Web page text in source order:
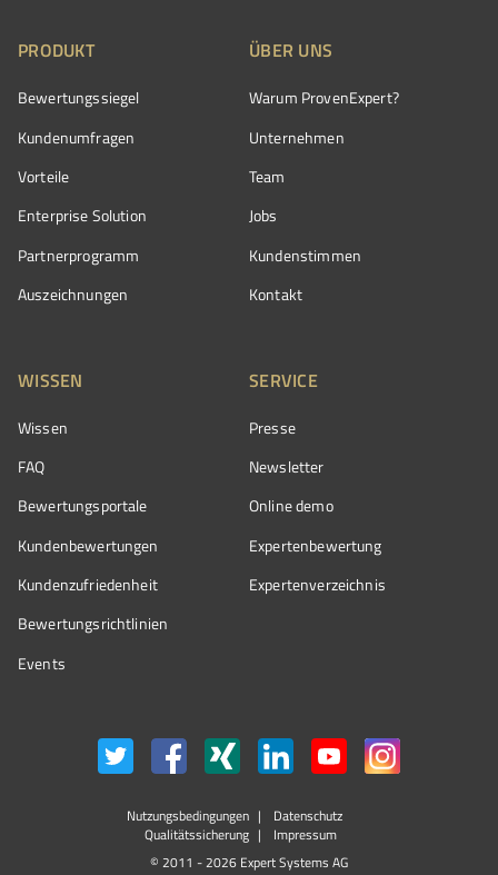
PRODUKT
Bewertungssiegel
Kundenumfragen
Vorteile
Enterprise Solution
Partnerprogramm
Auszeichnungen
ÜBER UNS
Warum ProvenExpert?
Unternehmen
Team
Jobs
Kundenstimmen
Kontakt
WISSEN
Wissen
FAQ
Bewertungsportale
Kundenbewertungen
Kundenzufriedenheit
Bewertungs­richtlinien
Events
SERVICE
Presse
Newsletter
Online demo
Expertenbewertung
Expertenverzeichnis
Nutzungsbedingungen
Datenschutz
Qualitätssicherung
Impressum
© 2011 - 2026 Expert Systems AG